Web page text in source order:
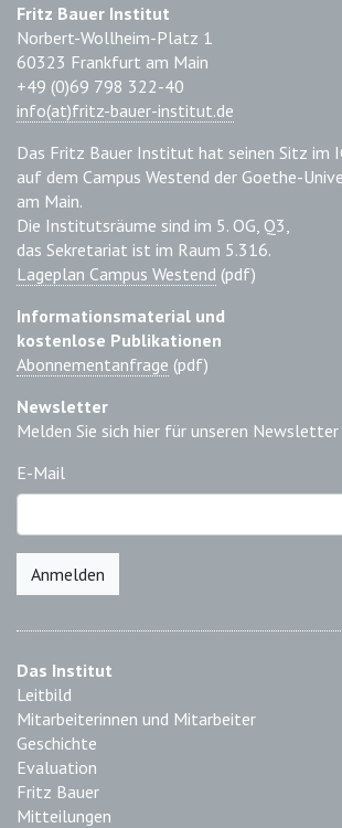
Fritz Bauer Institut
Norbert-Wollheim-Platz 1
60323 Frankfurt am Main
+49 (0)69 798 322-40
info(at)fritz-bauer-institut.de
Das Fritz Bauer Institut hat seinen Sitz im
auf dem Campus Westend der Goethe-
am Main.
Die Institutsräume sind im 5. OG, Q3,
das Sekretariat ist im Raum 5.316.
Lageplan Campus Westend (pdf)
Informationsmaterial und
kostenlose Publikationen
Abonnementanfrage (pdf)
Newsletter
Melden Sie sich hier für unseren Newsletter
E-Mail
Anmelden
Das Institut
Leitbild
Mitarbeiterinnen und Mitarbeiter
Geschichte
Evaluation
Fritz Bauer
Mitteilungen